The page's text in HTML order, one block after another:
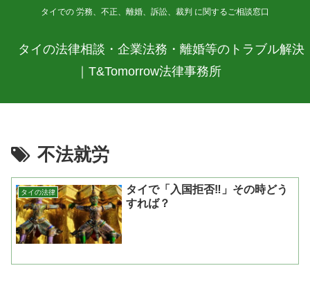
タイでの 労務、不正、離婚、訴訟、裁判 に関するご相談窓口
タイの法律相談・企業法務・離婚等のトラブル解決
｜T&Tomorrow法律事務所
不法就労
タイの法律
タイで「入国拒否‼」その時どう
すれば？